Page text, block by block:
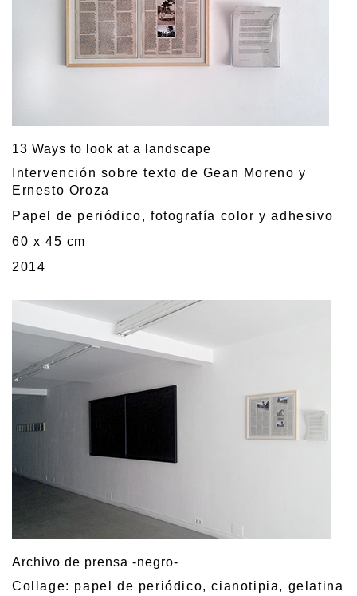
13 Ways to look at a landscape
Intervención sobre texto de Gean Moreno y
Ernesto Oroza
Papel de periódico, fotografía color y adhesivo
60 x 45 cm
2014
Archivo de prensa -negro-
Collage: papel de periódico, cianotipia, gelatina